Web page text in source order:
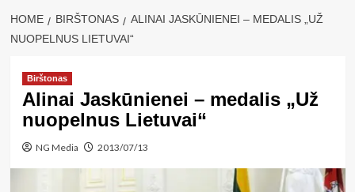
HOME BIRŠTONAS
ALINAI JASKŪNIENEI – MEDALIS „UŽ
NUOPELNUS LIETUVAI“
Birštonas
Alinai Jaskūnienei – medalis „Už
nuopelnus Lietuvai“
NG Media 2013/07/13